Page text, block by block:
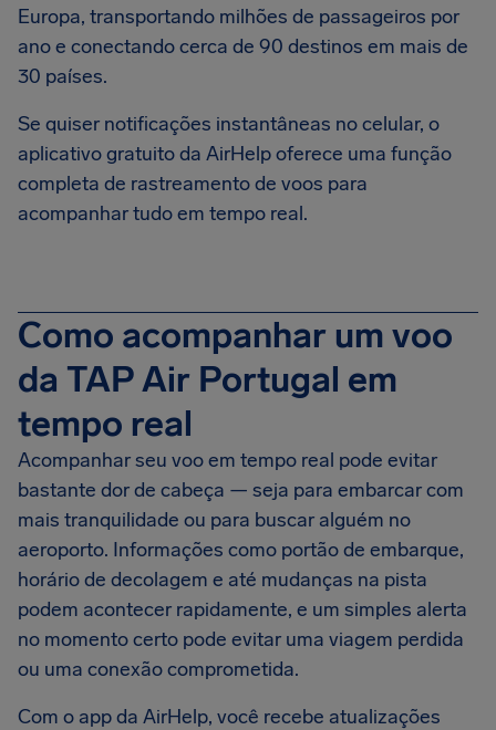
Europa, transportando milhões de passageiros por
ano e conectando cerca de 90 destinos em mais de
30 países.
Se quiser notificações instantâneas no celular, o
aplicativo gratuito da AirHelp oferece uma função
completa de rastreamento de voos para
acompanhar tudo em tempo real.
Como acompanhar um voo
da TAP Air Portugal em
tempo real
Acompanhar seu voo em tempo real pode evitar
bastante dor de cabeça — seja para embarcar com
mais tranquilidade ou para buscar alguém no
aeroporto. Informações como portão de embarque,
horário de decolagem e até mudanças na pista
podem acontecer rapidamente, e um simples alerta
no momento certo pode evitar uma viagem perdida
ou uma conexão comprometida.
Com o app da AirHelp, você recebe atualizações